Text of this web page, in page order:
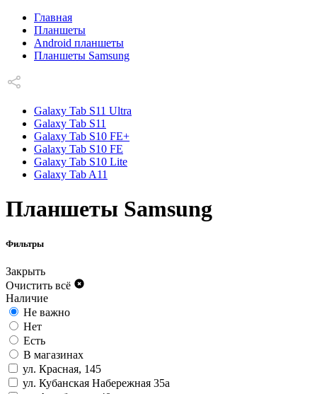
Главная
Планшеты
Android планшеты
Планшеты Samsung
Galaxy Tab S11 Ultra
Galaxy Tab S11
Galaxy Tab S10 FE+
Galaxy Tab S10 FE
Galaxy Tab S10 Lite
Galaxy Tab A11
Планшеты Samsung
Фильтры
Закрыть
Очистить всё
Наличие
Не важно
Нет
Есть
В магазинах
ул. Красная, 145
ул. Кубанская Набережная 35а